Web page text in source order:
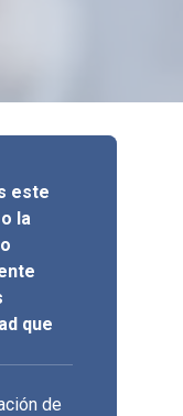
este
la
que
de